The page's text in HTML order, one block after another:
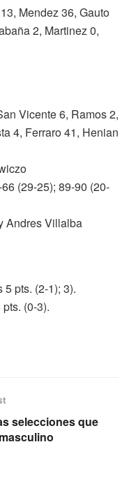
Mendez 36, Gauto
2, Martinez 0,
Vicente 6, Ramos 2,
4, Ferraro 41, Henian
(29-25); 89-90 (20-
Andres Villalba
5 pts. (2-1); 3).
(0-3).
selecciones que